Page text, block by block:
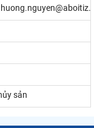
sản